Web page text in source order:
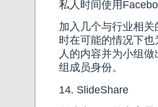
私人时间使用
加入几个与行业相
时在可能的情况下
人的内容并为小组
组成员身份。
14. SlideShare